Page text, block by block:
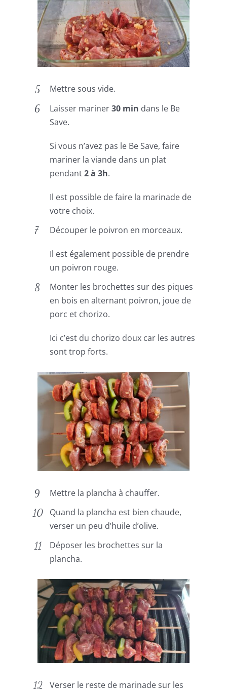
Mettre sous vide.
Laisser mariner30 min dans le Be
Save.
Si vous n’avez pas le Be Save, faire
mariner la viande dans un plat
pendant2 à 3h.
Il est possible de faire la marinade de
votre choix.
Découper le poivron en morceaux.
Il est également possible de prendre
un poivron rouge.
Monter les brochettes sur des piques
en bois en alternant poivron, joue de
porc et chorizo.
Ici c’est du chorizo doux car les autres
sont trop forts.
Mettre la plancha à chauffer.
Quand la plancha est bien chaude,
verser un peu d’huile d’olive.
Déposer les brochettes sur la
plancha.
Verser le reste de marinade sur les